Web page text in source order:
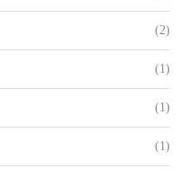
(2)
(1)
(1)
(1)